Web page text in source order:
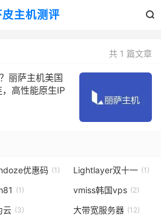
皮主机测评 
共 1 篇文章
丽萨主机美国
高性能原生IP
优惠码 (1) Lightlayer双十一 (1)
(1) vmiss韩国vps (2)
云 (3) 大带宽服务器 (12)